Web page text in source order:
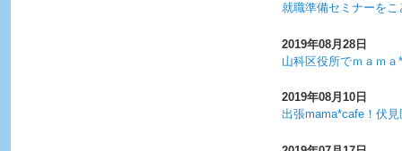
就職準備セミナーを
2019年08月28日
山科区役所でｍａｍ
2019年08月10日
出張mama*cafe！伏